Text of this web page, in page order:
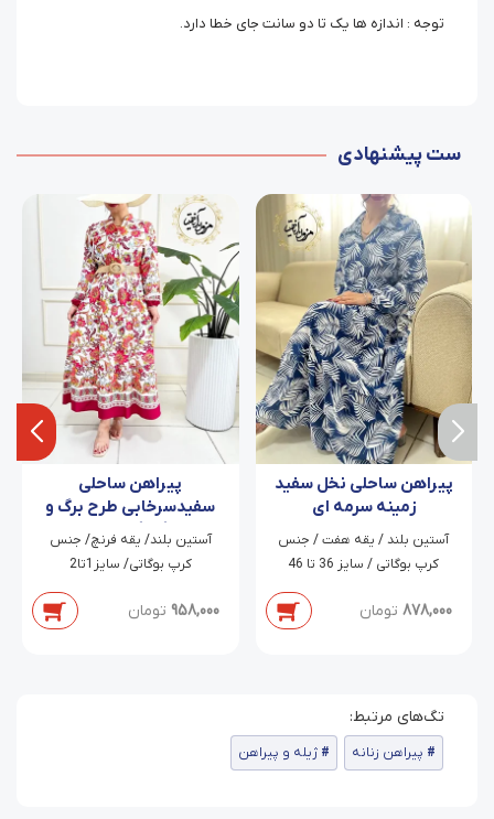
توجه : اندازه ها یک تا دو سانت جای خطا دارد.
ست پیشنهادی
پیراهن ساحلی نخل سفید
زمینه سرمه ای
‫آستین بلند / یقه هفت / جنس
کرپ بوگاتی / سایز 36 تا 46
878,000 تومان
پیراهن ساحلی
سفیدسرخابی طرح برگ و
گلبرگ حاله
‫آستین بلند/ یقه فرنچ/ جنس
کرپ بوگاتی/ سایز1تا2
958,000 تومان
پیراهن زنانه ژیله و پیراهن